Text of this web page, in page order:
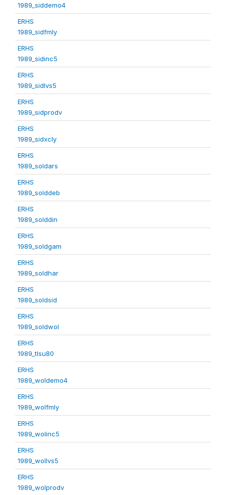
1989_siddemo4
ERHS
1989_sidfmly
ERHS
1989_sidinc5
ERHS
1989_sidlvs5
ERHS
1989_sidprodv
ERHS
1989_sidxcly
ERHS
1989_soldars
ERHS
1989_solddeb
ERHS
1989_solddin
ERHS
1989_soldgam
ERHS
1989_soldhar
ERHS
1989_soldsid
ERHS
1989_soldwol
ERHS
1989_tlsu80
ERHS
1989_woldemo4
ERHS
1989_wolfmly
ERHS
1989_wolinc5
ERHS
1989_wollvs5
ERHS
1989_wolprodv